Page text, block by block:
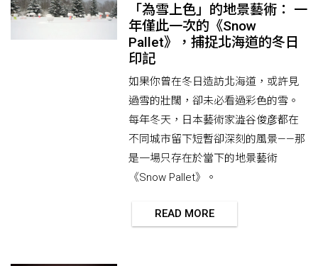
「為雪上色」的地景藝術： 一
年僅此一次的《Snow
Pallet》，捕捉北海道的冬日
印記
如果你曾在冬日造訪北海道，或許見
過雪的壯闊，卻未必看過彩色的雪。
每年冬天，日本藝術家澁谷俊彦都在
不同城市留下短暫卻深刻的風景——那
是一場只存在於當下的地景藝術
《Snow Pallet》。
READ MORE